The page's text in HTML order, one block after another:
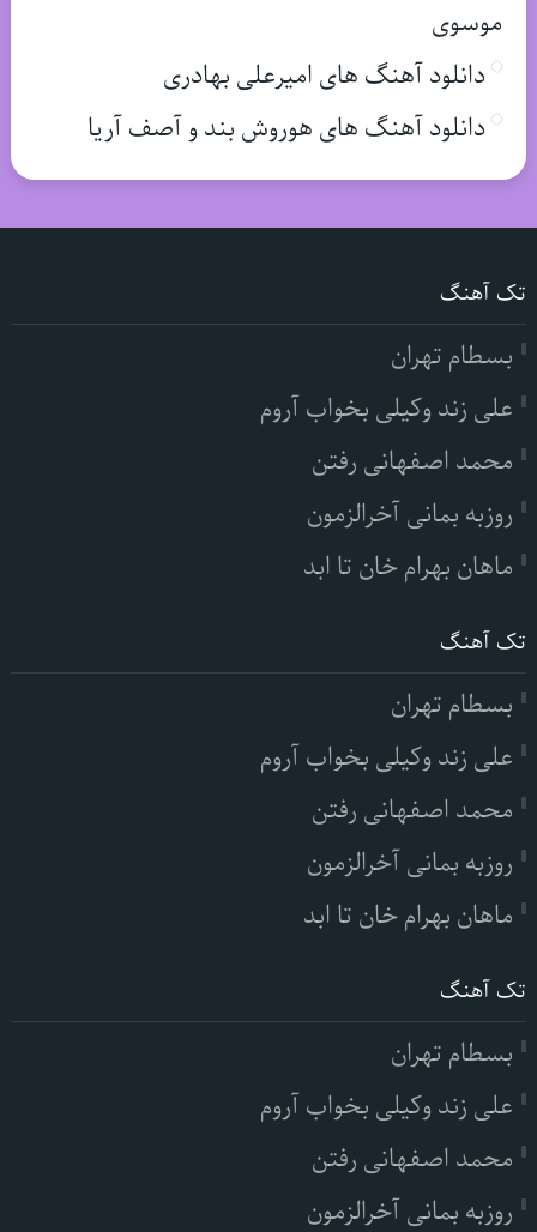
موسوی
دانلود آهنگ های امیرعلی بهادری
دانلود آهنگ های هوروش بند و آصف آریا
تک آهنگ
بسطام تهران
علی زند وکیلی بخواب آروم
محمد اصفهانی رفتن
روزبه بمانی آخرالزمون
ماهان بهرام خان تا ابد
تک آهنگ
بسطام تهران
علی زند وکیلی بخواب آروم
محمد اصفهانی رفتن
روزبه بمانی آخرالزمون
ماهان بهرام خان تا ابد
تک آهنگ
بسطام تهران
علی زند وکیلی بخواب آروم
محمد اصفهانی رفتن
روزبه بمانی آخرالزمون